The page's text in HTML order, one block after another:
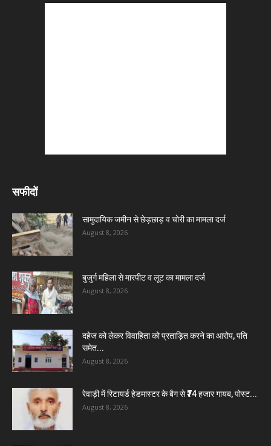
सफीदों
सामुदायिक जमीन से छेड़छाड़ व चोरी का मामला दर्ज
August 8, 2026
बुजुर्ग महिला से मारपीट व लूट का मामला दर्ज
August 8, 2026
दहेज को लेकर विवाहिता को प्रताड़ित करने का आरोप, पति
समेत...
August 8, 2026
रेवाड़ी में रिटायर्ड हेडमास्टर के बैग से ₹74 हजार गायब, पोस्ट...
August 8, 2026